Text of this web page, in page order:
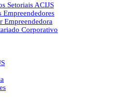
Setoriais ACIJS
Empreendedores
Empreendedora
Corporativo